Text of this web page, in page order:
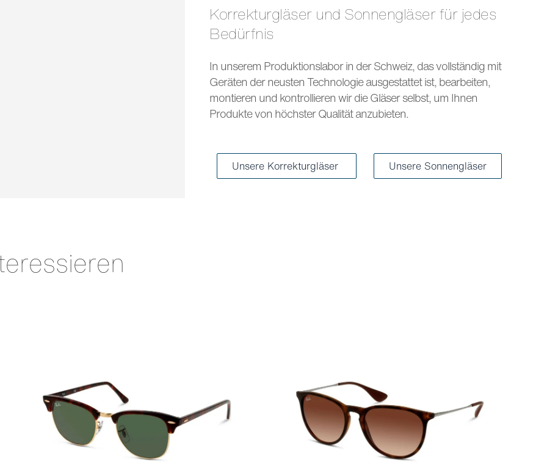
Korrekturgläser und Sonnengläser für jedes
Bedürfnis
In unserem Produktionslabor in der Schweiz, das vollständig mit
Geräten der neusten Technologie ausgestattet ist, bearbeiten,
montieren und kontrollieren wir die Gläser selbst, um Ihnen
Produkte von höchster Qualität anzubieten.
Unsere Korrekturgläser Unsere Sonnengläser